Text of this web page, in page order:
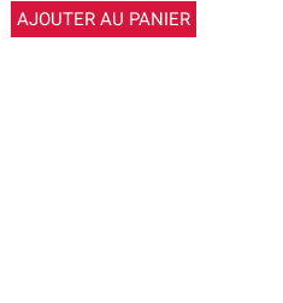
AJOUTER AU PANIER